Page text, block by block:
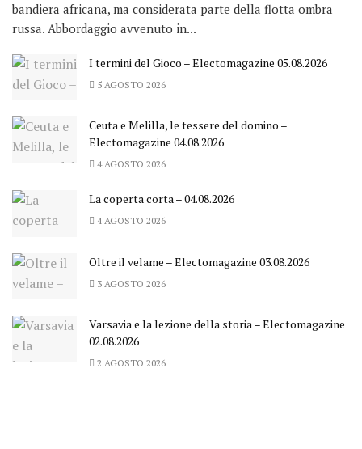
bandiera africana, ma considerata parte della flotta ombra
russa. Abbordaggio avvenuto in...
I termini del Gioco – Electomagazine 05.08.2026
5 AGOSTO 2026
Ceuta e Melilla, le tessere del domino –
Electomagazine 04.08.2026
4 AGOSTO 2026
La coperta corta – 04.08.2026
4 AGOSTO 2026
Oltre il velame – Electomagazine 03.08.2026
3 AGOSTO 2026
Varsavia e la lezione della storia – Electomagazine
02.08.2026
2 AGOSTO 2026